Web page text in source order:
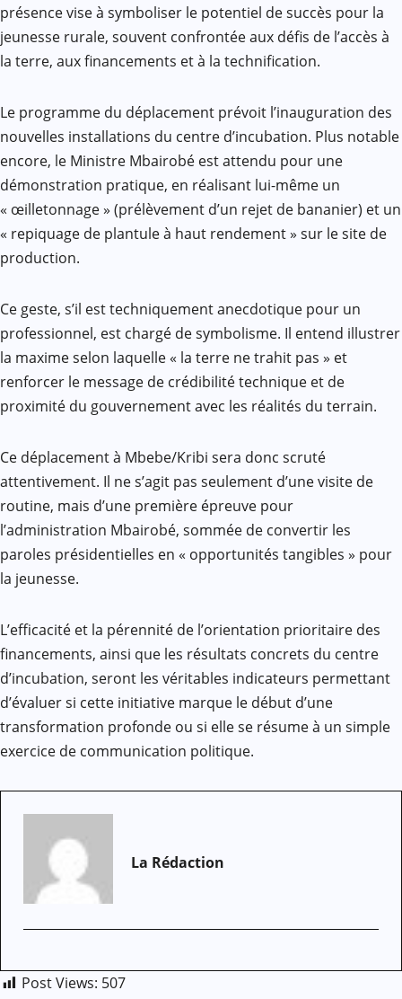
présence vise à symboliser le potentiel de succès pour la
jeunesse rurale, souvent confrontée aux défis de l’accès à
la terre, aux financements et à la technification.
Le programme du déplacement prévoit l’inauguration des
nouvelles installations du centre d’incubation. Plus notable
encore, le Ministre Mbairobé est attendu pour une
démonstration pratique, en réalisant lui-même un
« œilletonnage » (prélèvement d’un rejet de bananier) et un
« repiquage de plantule à haut rendement » sur le site de
production.
Ce geste, s’il est techniquement anecdotique pour un
professionnel, est chargé de symbolisme. Il entend illustrer
la maxime selon laquelle « la terre ne trahit pas » et
renforcer le message de crédibilité technique et de
proximité du gouvernement avec les réalités du terrain.
Ce déplacement à Mbebe/Kribi sera donc scruté
attentivement. Il ne s’agit pas seulement d’une visite de
routine, mais d’une première épreuve pour
l’administration Mbairobé, sommée de convertir les
paroles présidentielles en « opportunités tangibles » pour
la jeunesse.
L’efficacité et la pérennité de l’orientation prioritaire des
financements, ainsi que les résultats concrets du centre
d’incubation, seront les véritables indicateurs permettant
d’évaluer si cette initiative marque le début d’une
transformation profonde ou si elle se résume à un simple
exercice de communication politique.
La Rédaction
Post Views: 507